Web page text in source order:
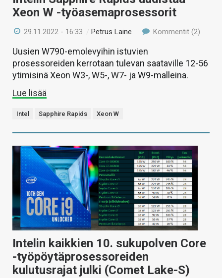
Xeon W -työasemaprosessorit
29.11.2022 - 16:33 /Petrus Laine Kommentit (2)
Uusien W790-emolevyihin istuvien
prosessoreiden kerrotaan tulevan saataville 12-56
ytimisinä Xeon W3-, W5-, W7- ja W9-malleina.
Lue lisää
Intel Sapphire Rapids Xeon W
Intelin kaikkien 10. sukupolven Core
-työpöytäprosessoreiden
kulutusrajat julki (Comet Lake-S)